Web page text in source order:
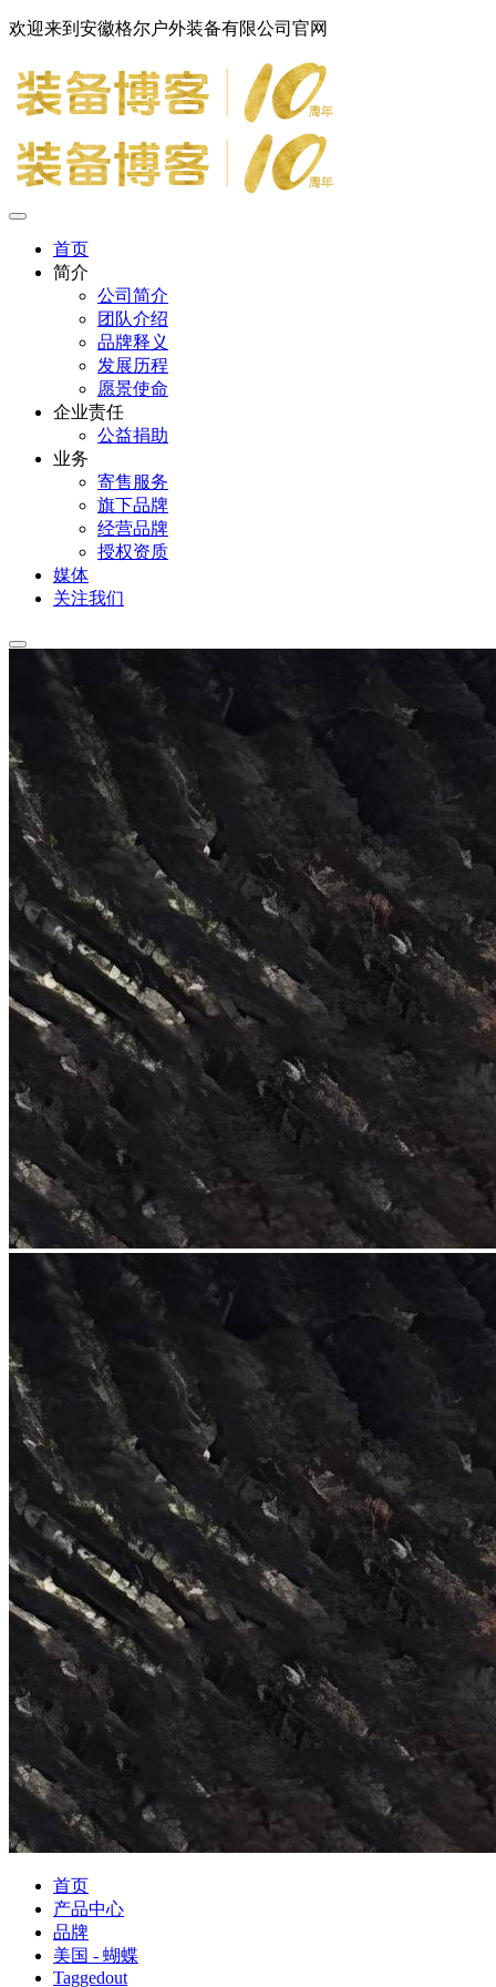
欢迎来到安徽格尔户外装备有限公司官网
首页
简介
公司简介
团队介绍
品牌释义
发展历程
愿景使命
企业责任
公益捐助
业务
寄售服务
旗下品牌
经营品牌
授权资质
媒体
关注我们
首页
产品中心
品牌
美国 - 蝴蝶
Taggedout